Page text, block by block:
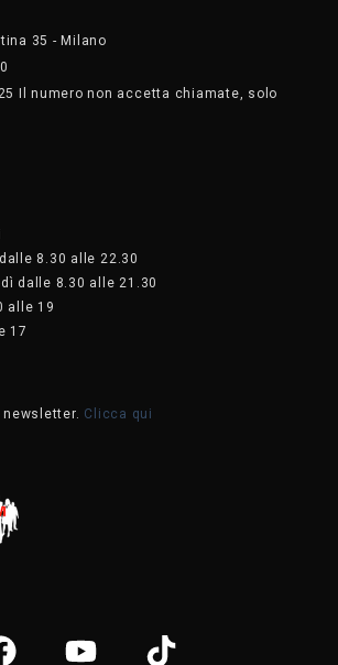
35 - Milano
Il numero non accetta chiamate, solo
8.30 alle 22.30
dalle 8.30 alle 21.30
alle 19
17
Clicca qui